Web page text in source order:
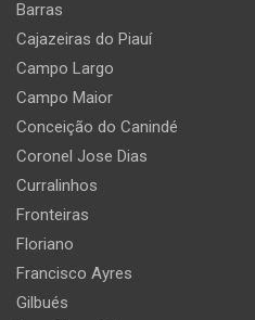
Barras
Cajazeiras do Piauí
Campo Largo
Campo Maior
Conceição do Canindé
Coronel Jose Dias
Curralinhos
Fronteiras
Floriano
Francisco Ayres
Gilbués